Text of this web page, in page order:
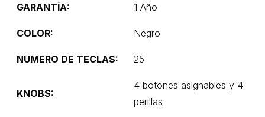
GARANTÍA: 1 Año
COLOR: Negro
NUMERO DE TECLAS: 25
KNOBS:
4 botones asignables y 4
perillas